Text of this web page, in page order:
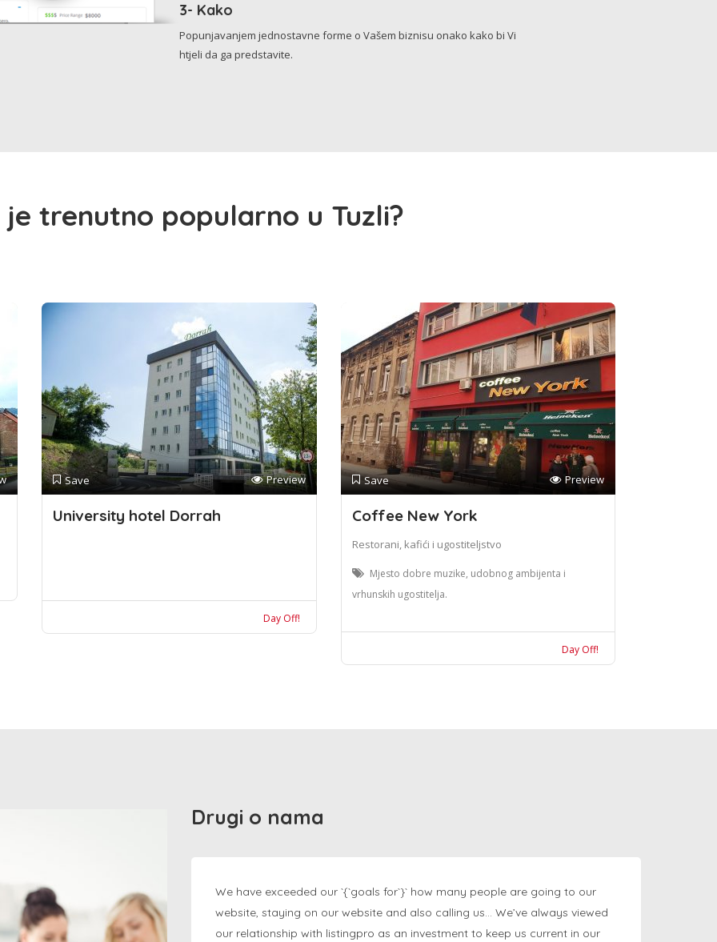
3- Kako
Popunjavanjem jednostavne forme o Vašem biznisu onako kako bi Vi
htjeli da ga predstavite.
je trenutno popularno u Tuzli?
Save Preview
University hotel Dorrah
Day Off!
Save Preview
Coffee New York
Restorani, kafići i ugostiteljstvo
Mjesto dobre muzike, udobnog ambijenta i
vrhunskih ugostitelja.
Day Off!
Drugi o nama
We have exceeded our `{`goals for`}` how many people are going to our
website, staying on our website and also calling us… We’ve always viewed
our relationship with listingpro as an investment to keep us current in our